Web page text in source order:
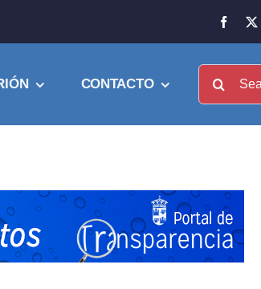
CONTACTO Buscar: